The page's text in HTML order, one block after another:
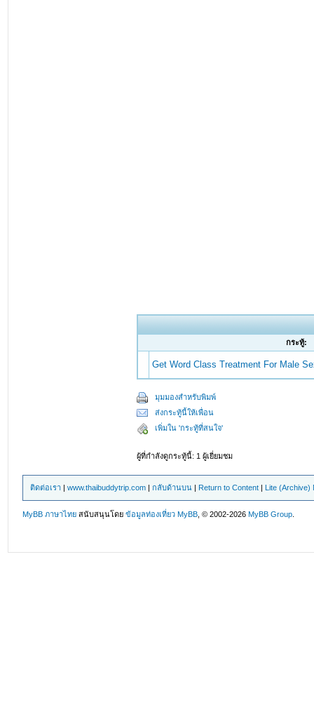
กระทู้:
Get Word Class Treatment For Male
มุมมองสำหรับพิมพ์
ส่งกระทู้นี้ให้เพื่อน
เพิ่มใน 'กระทู้ที่สนใจ'
ผู้ที่กำลังดูกระทู้นี้: 1 ผู้เยี่ยมชม
ติดต่อเรา |www.thaibuddytrip.com |กลับด้านบน | Return to Content | Lite (Archive)
MyBB ภาษาไทย สนับสนุนโดยข้อมูลท่องเที่ยว MyBB , © 2002-2026MyBB Group